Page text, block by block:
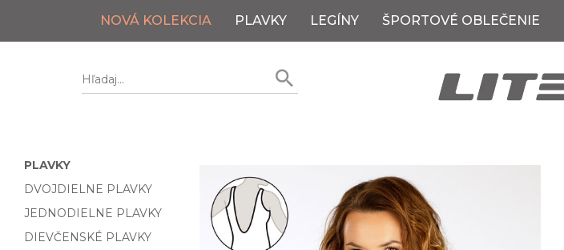
NOVÁ KOLEKCIA PLAVKY LEGÍNY ŠPORTOVÉ OBLEČENIE
PLAVKY
DVOJDIELNE PLAVKY
JEDNODIELNE PLAVKY
DIEVČENSKÉ PLAVKY